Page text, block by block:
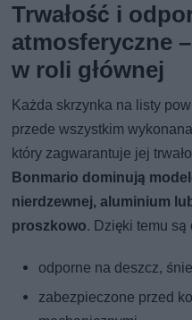
Trwałość i
atmosferyczne
w roli głównej
Każda skrzynka na listy
przede wszystkim
który zagwarantuje jej
Bonmario dominują
nierdzewnej, aluminium
proszkowo. Dzięki temu są
odporne na deszcz,
zabezpieczone przed